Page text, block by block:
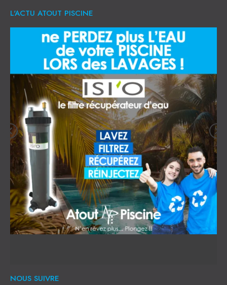
L'ACTU ATOUT PISCINE
NOUS SUIVRE